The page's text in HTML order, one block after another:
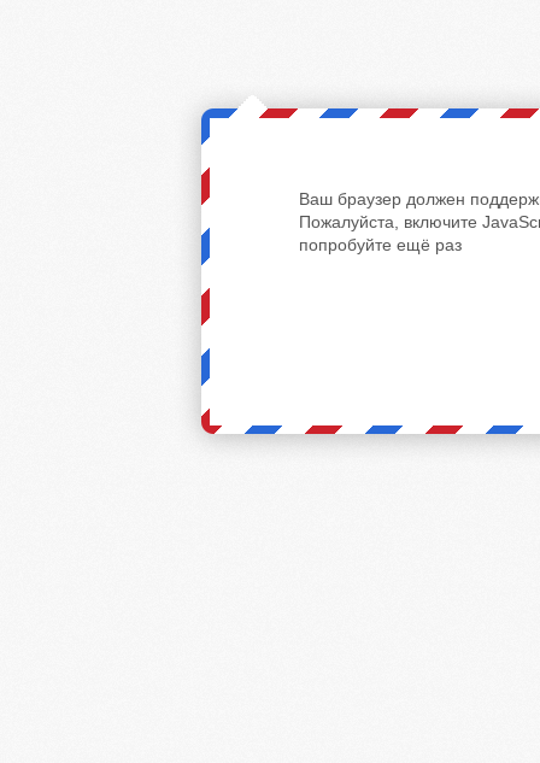
Ваш браузер должен
Пожалуйста, включите
попробуйте ещё раз